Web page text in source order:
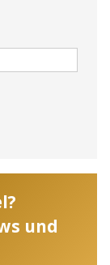
und